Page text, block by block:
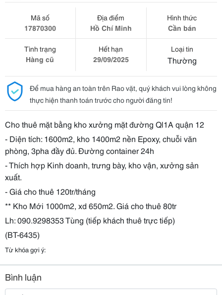
Mã số
17870300
Địa điểm
Hồ Chí Minh
Hình thức
Cần bán
Tình trạng
Hàng cũ
Hết hạn
29/09/2025
Loại tin
Thường
Để mua hàng an toàn trên Rao vặt, quý khách vui lòng không
thực hiện thanh toán trước cho người đăng tin!
Cho thuê mặt bằng kho xưởng mặt đường Ql1A quận 12
- Diện tích: 1600m2, kho 1400m2 nền Epoxy, chuỗi văn
phòng, 3pha đầy đủ. Đường container 24h
- Thích hợp Kinh doanh, trưng bày, kho vận, xưởng sản
xuất.
- Giá cho thuê 120tr/tháng
** Kho Mới 1000m2, xd 650m2. Giá cho thuê 80tr
Lh: 090.9298353 Tùng (tiếp khách thuê trực tiếp)
(BT-6435)
Từ khóa gợi ý:
Bình luận